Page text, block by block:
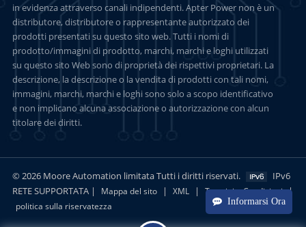
Informarsi Ora
in evidenza attraverso canali indipendenti. Apter Power non è un
distributore, distributore o rappresentante autorizzato dei
prodotti presentati su questo sito web. Tutti i nomi di
prodotto/immagini di prodotto, marchi, marchi e loghi utilizzati
su questo sito Web sono di proprietà dei rispettivi proprietari. La
descrizione, la descrizione o la vendita di prodotti con tali nomi,
immagini, marchi, marchi e loghi sono solo a scopo identificativo
e non implicano alcuna associazione o autorizzazione con alcun
titolare dei diritti.
© 2026 Moore Automation limitata Tutti i diritti riservati.
IPv6
RETE SUPPORTATA |
Mappa del sito | XML | Termini e Condizioni |
politica sulla riservatezza